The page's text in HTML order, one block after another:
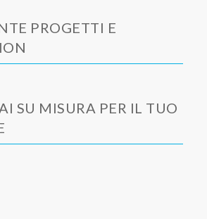
PROGETTI E
SU MISURA PER IL TUO